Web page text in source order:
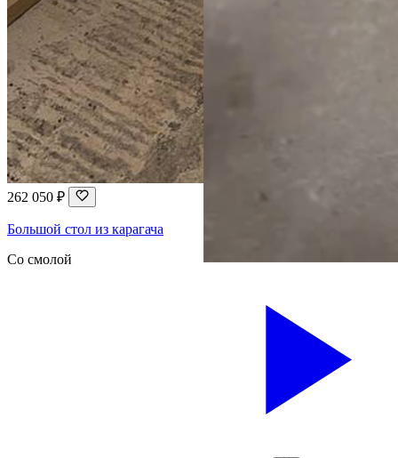
262 050 ₽
Большой стол из карагача
Со смолой